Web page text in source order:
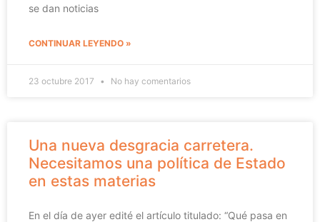
se dan noticias
CONTINUAR LEYENDO »
23 octubre 2017 No hay comentarios
Una nueva desgracia carretera.
Necesitamos una política de Estado
en estas materias
En el día de ayer edité el artículo titulado: “Qué pasa en